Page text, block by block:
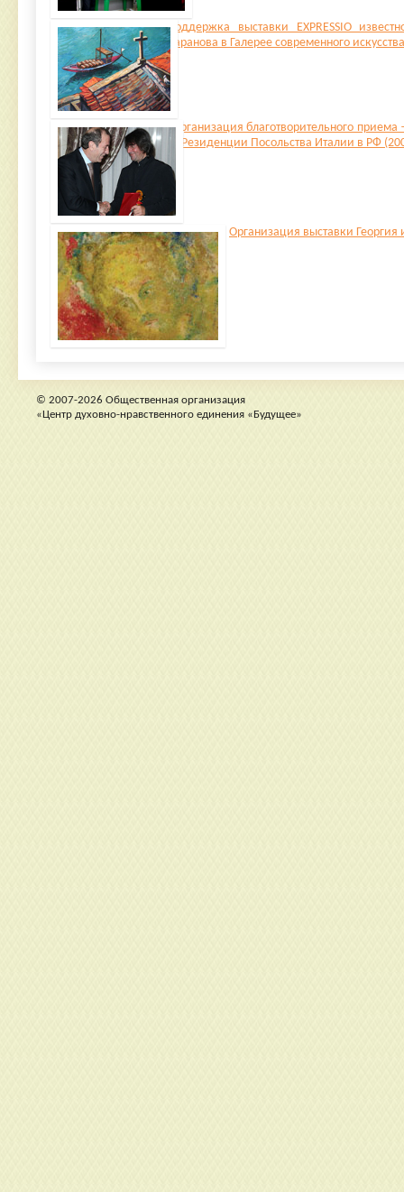
Поддержка выставки EXPRESSIO
Баранова в Галерее современного
Организация благотворительного
в Резиденции Посольства Италии в РФ
Организация выставки
© 2007-2026 Общественная организация
«Центр духовно-нравственного единения «Будущее»